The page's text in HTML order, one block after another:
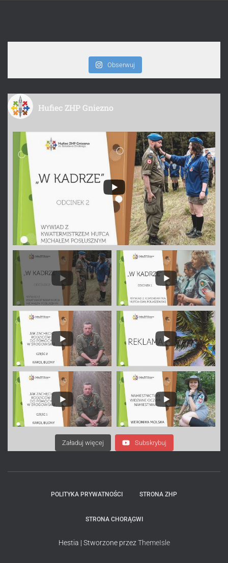
Obserwuj
Hufiec ZHP Gniezno
Załaduj więcej Subskrybuj
POLITYKA PRYWATNOŚCI STRONA ZHP
STRONA CHORĄGWI
Hestia | Stworzone przez ThemeIsle